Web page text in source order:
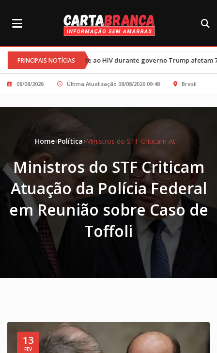
PRINCIPAIS NOTÍCIAS
ao HIV durante governo Trump afetam 77 mil crianças•
08/08/2026 Última Atualização 08/08/2026 09:48 Brasil
Home Política Ministros do STF Criticam Atuação da Polícia Federal em Reunião sobre Caso de Toffoli
Ministros do STF Criticam
Atuação da Polícia Federal
em Reunião sobre Caso de
Toffoli
13
FEV